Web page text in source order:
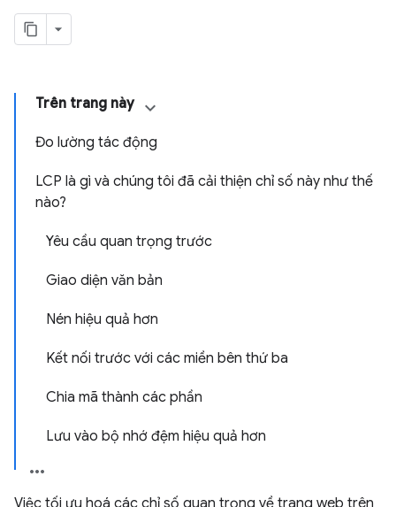
Trên trang này
Đo lường tác động
LCP là gì và chúng tôi đã cải thiện chỉ số này như thế
nào?
Yêu cầu quan trọng trước
Giao diện văn bản
Nén hiệu quả hơn
Kết nối trước với các miền bên thứ ba
Chia mã thành các phần
Lưu vào bộ nhớ đệm hiệu quả hơn
Việc tối ưu hoá các chỉ số quan trọng về trang web trên